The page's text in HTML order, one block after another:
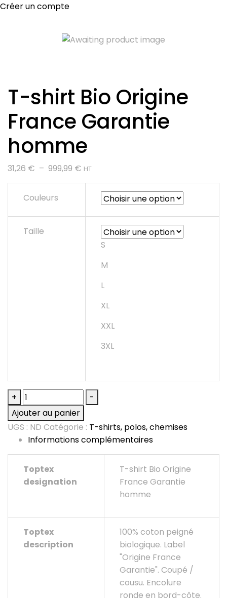
Créer un compte
T-shirt Bio Origine
France Garantie
homme
31,26 € – 999,99 € Plage
de
31,26 €
à
999,99 €
HT
Couleurs
Taille
S
M
L
XL
XXL
3XL
+
quantité
de
T-
shirt
Bio
Origine
France
Garantie
-
Ajouter au panier
UGS : ND Catégorie : T-shirts, polos, chemises
Informations complémentaires
Toptex
designation
T-shirt Bio Origine
France Garantie
homme
Toptex
description
100% coton peigné
biologique. Label
"Origine France
Garantie". Coupé /
cousu. Encolure
ronde en bord-côte.